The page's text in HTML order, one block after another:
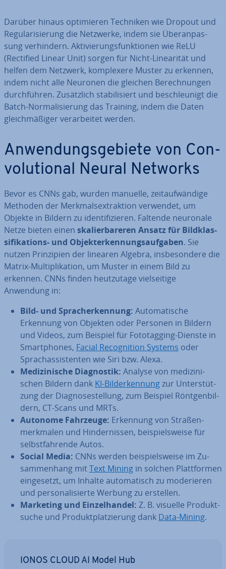
Darüber hinaus op­ti­mie­ren Techniken wie Dropout und
Re­gu­la­ri­sie­rung die Netzwerke, indem sie Über­an­pas­
sung ver­hin­dern. Ak­ti­vie­rungs­funk­tio­nen wie ReLU
(Rectified Linear Unit) sorgen für Nicht-Li­nea­ri­tät und
helfen dem Netzwerk, kom­ple­xe­re Muster zu erkennen,
indem nicht alle Neuronen die gleichen Be­rech­nun­gen
durch­füh­ren. Zu­sätz­lich sta­bi­li­siert und be­schleu­nigt die
Batch-Nor­ma­li­sie­rung das Training, indem die Daten
gleich­mä­ßi­ger ver­ar­bei­tet werden.
An­wen­dungs­ge­bie­te von Con­
vo­lu­tio­nal Neural Networks
Bevor es CNNs gab, wurden manuelle, zeit­auf­wän­di­ge
Methoden der Merk­malsextrak­ti­on verwendet, um
Objekte in Bildern zu iden­ti­fi­zie­ren. Faltende neuronale
Netze bieten einen ska­lier­ba­re­ren Ansatz für Bild­klas­
si­fi­ka­ti­ons- und Ob­jekt­er­ken­nungs­auf­ga­ben. Sie
nutzen Prin­zi­pi­en der linearen Algebra, ins­be­son­de­re die
Matrix-Mul­ti­pli­ka­ti­on, um Muster in einem Bild zu
erkennen. CNNs finden heut­zu­ta­ge viel­sei­ti­ge
Anwendung in:
Bild- und Sprach­er­ken­nung: Au­to­ma­ti­sche
Erkennung von Objekten oder Personen in Bildern
und Videos, zum Beispiel für Fo­totag­ging-Dienste in
Smart­phones, Facial Re­co­gni­ti­on Systems oder
Sprach­as­sis­ten­ten wie Siri bzw. Alexa.
Me­di­zi­ni­sche Dia­gnos­tik: Analyse von me­di­zi­ni­
schen Bildern dank KI-Bil­der­ken­nungzur Un­ter­stüt­
zung der Dia­gno­se­stel­lung, zum Beispiel Rönt­gen­bil­
dern, CT-Scans und MRTs.
Autonome Fahrzeuge: Erkennung von Stra­ßen­
merk­ma­len und Hin­der­nis­sen, bei­spiels­wei­se für
selbst­fah­ren­de Autos.
Social Media: CNNs werden bei­spiels­wei­se im Zu­
sam­men­hang mitText Mining in solchen Platt­for­men
ein­ge­setzt, um Inhalte au­to­ma­tisch zu mo­de­rie­ren
und per­so­na­li­sier­te Werbung zu erstellen.
Marketing und Ein­zel­han­del: Z. B. visuelle Pro­dukt­
su­che und Pro­dukt­plat­zie­rung dank Data-Mining.
IONOS CLOUD AI Model Hub